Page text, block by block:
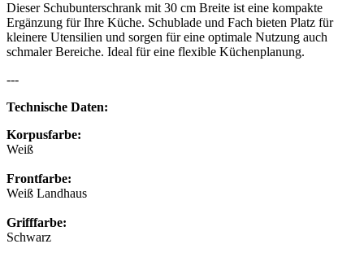
Dieser Schubunterschrank mit 30 cm Breite ist eine kompakte
Ergänzung für Ihre Küche. Schublade und Fach bieten Platz für
kleinere Utensilien und sorgen für eine optimale Nutzung auch
schmaler Bereiche. Ideal für eine flexible Küchenplanung.
---
Technische Daten:
Korpusfarbe:
Weiß
Frontfarbe:
Weiß Landhaus
Grifffarbe:
Schwarz